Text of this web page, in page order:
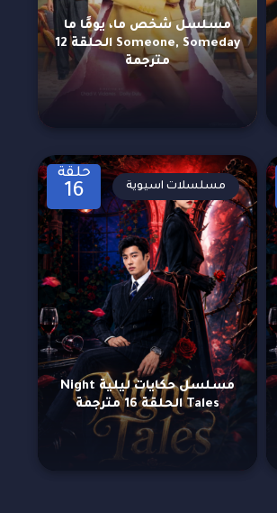
مسلسل شخص ما، يومًا ما
Someone, Someday الحلقة 12
مترجمة
حلقة
16
مسلسل حكايات ليلية Night
Tales الحلقة 16 مترجمة
مسلسلات اسيوية